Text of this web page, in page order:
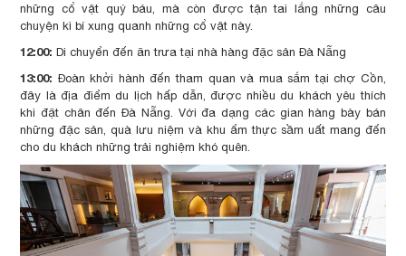
những cổ vật quý báu, mà còn được tận tai lắng những câu
chuyện kì bí xung quanh những cổ vật này.
12:00: Di chuyển đến ăn trưa tại nhà hàng đặc sản Đà Nẵng
13:00: Đoàn khởi hành đến tham quan và mua sắm tại chợ Cồn,
đây là địa điểm du lịch hấp dẫn, được nhiều du khách yêu thích
khi đặt chân đến Đà Nẵng. Với đa dạng các gian hàng bày bán
những đặc sản, quà lưu niệm và khu ẩm thực sầm uất mang đến
cho du khách những trải nghiệm khó quên.